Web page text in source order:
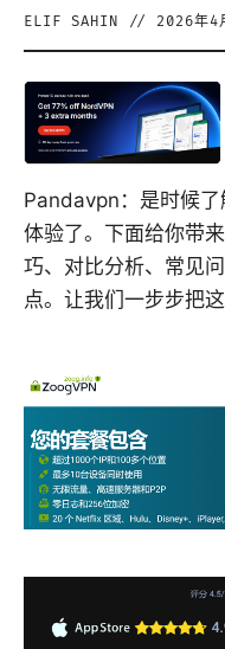
ELIF SAHIN // 2026年4
Pandavpn：是时候
体验了。下面给你带
巧、对比分析、常见
点。让我们一步步把